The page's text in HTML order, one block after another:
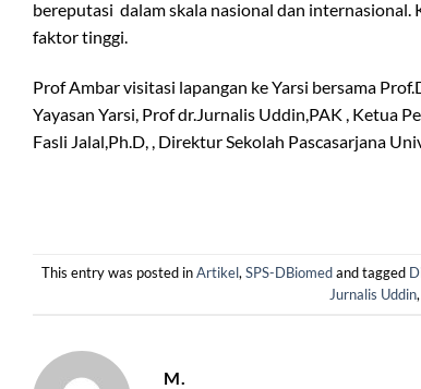
bereputasi dalam skala nasional dan
faktor tinggi.
Prof Ambar visitasi lapangan ke Yarsi bersama
Yayasan Yarsi, Prof dr.Jurnalis Uddin,PAK , Ketua
Fasli Jalal,Ph.D, , Direktur Sekolah Pascasarjana
This entry was posted inArtikel, SPS-DBiomedand tagged
Jurnalis Uddin,
M.